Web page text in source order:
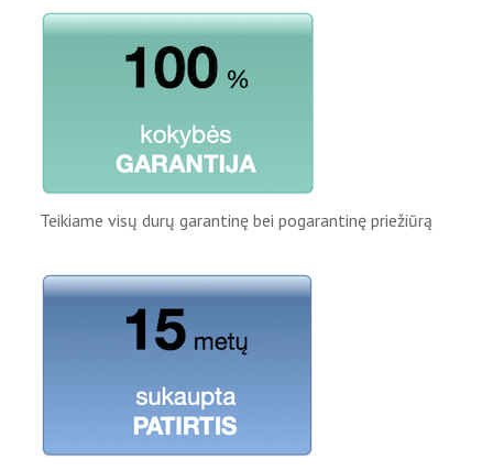
Teikiame visų durų garantinę bei pogarantinę priežiūrą